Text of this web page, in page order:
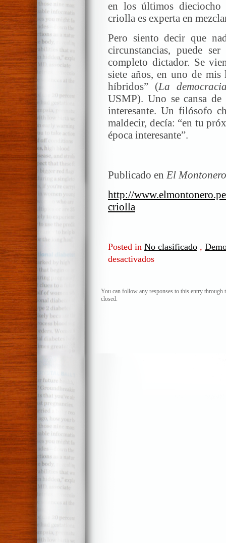
en los últimos
criolla es experta en
Pero siento decir que
circunstancias, puede
completo dictador. Se
siete años, en uno de mis
híbridos” (La
USMP). Uno se cansa
interesante. Un filósofo
maldecir, decía: “en tu
época interesante”.
Publicado en El
http://
criolla
Posted in No clasificado ,
desactivados
y
You can follow any responses to this entry through
closed.